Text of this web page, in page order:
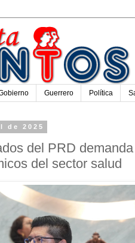
Guerrero Política
de 2025
del PRD
del sector salud